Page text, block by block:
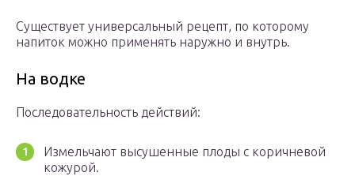
Существует универсальный рецепт, по которому
напиток можно применять наружно и внутрь.
На водке
Последовательность действий:
Измельчают высушенные плоды с коричневой
кожурой.